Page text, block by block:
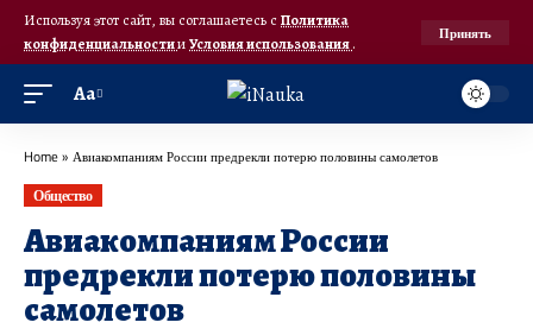
Используя этот сайт, вы соглашаетесь с Политика
конфиденциальностииУсловия использования.
Принять
Аа
Home » Авиакомпаниям России предрекли потерю половины самолетов
Общество
Авиакомпаниям России
предрекли потерю половины
самолетов